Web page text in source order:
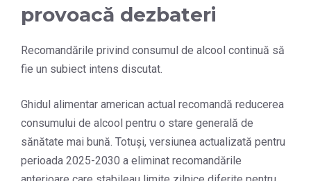
provoacă dezbateri
Recomandările privind consumul de alcool continuă să
fie un subiect intens discutat.
Ghidul alimentar american actual recomandă reducerea
consumului de alcool pentru o stare generală de
sănătate mai bună. Totuși, versiunea actualizată pentru
perioada 2025-2030 a eliminat recomandările